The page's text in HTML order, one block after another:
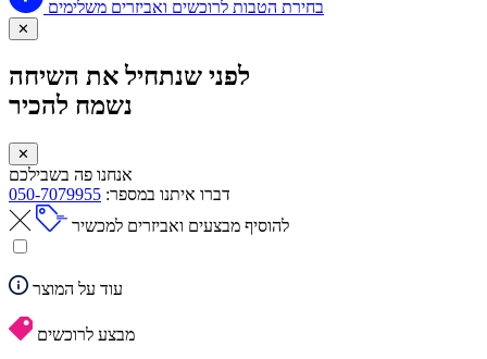
בחירת הטבות לרוכשים ואביזרים משלימים
✕
לפני שנתחיל את השיחה
נשמח להכיר
✕
אנחנו פה בשבילכם
דברו איתנו במספר: 050-7079955
להוסיף מבצעים ואביזרים למכשיר
עוד על המוצר
מבצע לרוכשים